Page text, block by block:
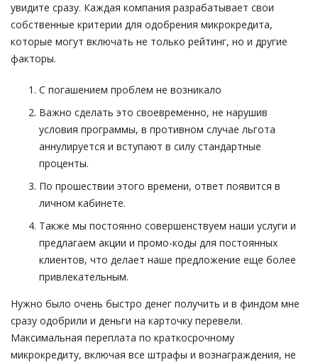
увидите сразу. Каждая компания разрабатывает свои
собственные критерии для одобрения микрокредита,
которые могут включать не только рейтинг, но и другие
факторы.
С погашением проблем не возникало
Важно сделать это своевременно, не нарушив
условия программы, в противном случае льгота
аннулируется и вступают в силу стандартные
проценты.
По прошествии этого времени, ответ появится в
личном кабинете.
Также мы постоянно совершенствуем наши услуги и
предлагаем акции и промо-коды для постоянных
клиентов, что делает наше предложение еще более
привлекательным.
Нужно было очень быстро денег получить и в финдом мне
сразу одобрили и деньги на карточку перевели.
Максимальная переплата по краткосрочному
микрокредиту, включая все штрафы и вознаграждения, не